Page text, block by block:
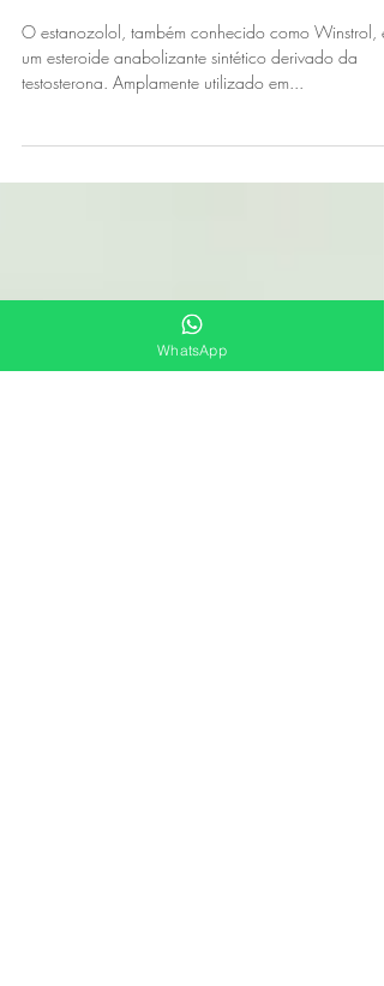
Desvendando o Estanozolol:
Benefícios, Efeitos Colaterais e
Estudos Científicos
O estanozolol, também conhecido como Winstrol, é
testosterona. Amplamente utilizado em...
WhatsApp